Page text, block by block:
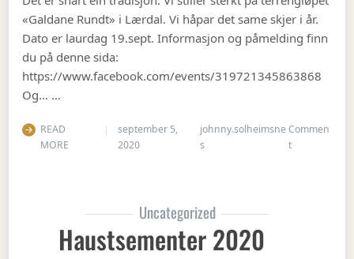
«Galdane Rundt» i Lærdal. Vi håpar det same skjer i år.
Dato er laurdag 19.sept. Informasjon og påmelding finn
du på denne sida:
https://www.facebook.com/events/319721345863868
Og… …
READ
MORE
september 5,
2020
johnny.solheimsne
s
Commen
ton Gubbetur
Uncategorized
Haustsementer 2020